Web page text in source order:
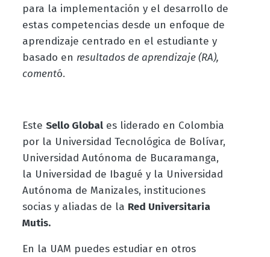
para la implementación y el desarrollo de
estas competencias desde un enfoque de
aprendizaje centrado en el estudiante y
basado en resultados de aprendizaje (RA),
comentó.
Este Sello Globales liderado en Colombia
por la Universidad Tecnológica de Bolívar,
Universidad Autónoma de Bucaramanga,
la Universidad de Ibagué y la Universidad
Autónoma de Manizales, instituciones
socias y aliadas de la Red Universitaria
Mutis.
En la UAM puedes estudiar en otros